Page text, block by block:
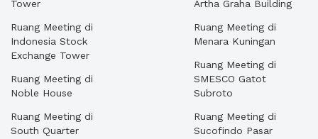
Tower
Ruang Meeting di
Indonesia Stock
Exchange Tower
Ruang Meeting di
Noble House
Ruang Meeting di
South Quarter
Artha Graha Building
Ruang Meeting di
Menara Kuningan
Ruang Meeting di
SMESCO Gatot
Subroto
Ruang Meeting di
Sucofindo Pasar